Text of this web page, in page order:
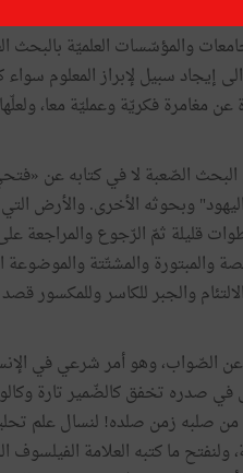
منه بحثا حقيقيا من حيث هو
والمؤسّسات العلميّة بالبحث
سبيل لإبراز المعلوم سواء
مغامرة فكريّة وعمليّة معا،
الصّعبة لا في كتابه عن
وبحوثه الأخرى. والأرض
قليلة ثمّ الرّجوع والمراجعة
والمبتورة والمشتّتة والموضوعة
والجبر للكاسر وللمكسور
وهو أمر شرعي في
صدره تخفق كالضّمير تارة
من صلبه زمن صلده! لنسال علم
ما كتبه العلامة